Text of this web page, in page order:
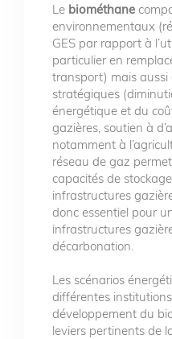
Le biométhane
environnementaux
GES par rapport à
particulier en
transport) mais aussi
stratégiques
énergétique et du
gazières, soutien à
notamment à
réseau de gaz
capacités de
infrastructures
donc essentiel pour
infrastructures
décarbonation.
Les scénarios
différentes
développement du
leviers pertinents de